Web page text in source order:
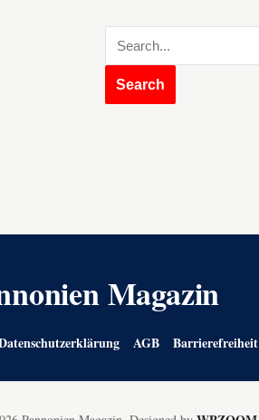
Magazin
AGB Barrierefreiheit